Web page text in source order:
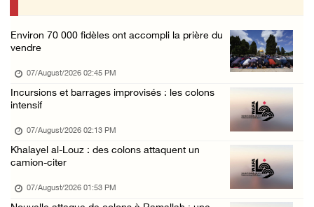
L'occupation étend ses raids et ses campagne ...
Le président égyptien et le roi de Bahreïn i ...
06/August/2026 08:02 PM
UNICEF : 300 enfants tués depuis le cessez-l ...
06/August/2026 07:43 PM
Deux blessés, dont un adolescent, lors d’une ...
Environ 70 000 fidèles ont accompli la prière du
vendre
07/August/2026 02:45 PM
Incursions et barrages improvisés : les colons
intensif
07/August/2026 02:13 PM
Khalayel al-Louz : des colons attaquent un
camion-citer
07/August/2026 01:53 PM